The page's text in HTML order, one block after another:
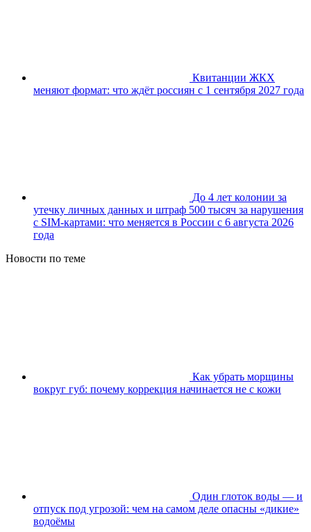
Квитанции ЖКХ
меняют формат: что ждёт россиян с 1 сентября 2027 года
До 4 лет колонии за
утечку личных данных и штраф 500 тысяч за нарушения
с SIM-картами: что меняется в России с 6 августа 2026
года
Новости по теме
Как убрать морщины
вокруг губ: почему коррекция начинается не с кожи
Один глоток воды — и
отпуск под угрозой: чем на самом деле опасны «дикие»
водоёмы